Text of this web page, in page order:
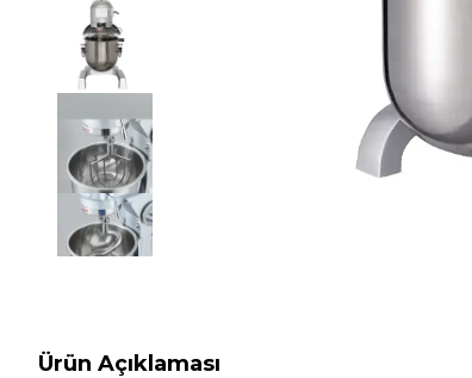
Ürün Açıklaması